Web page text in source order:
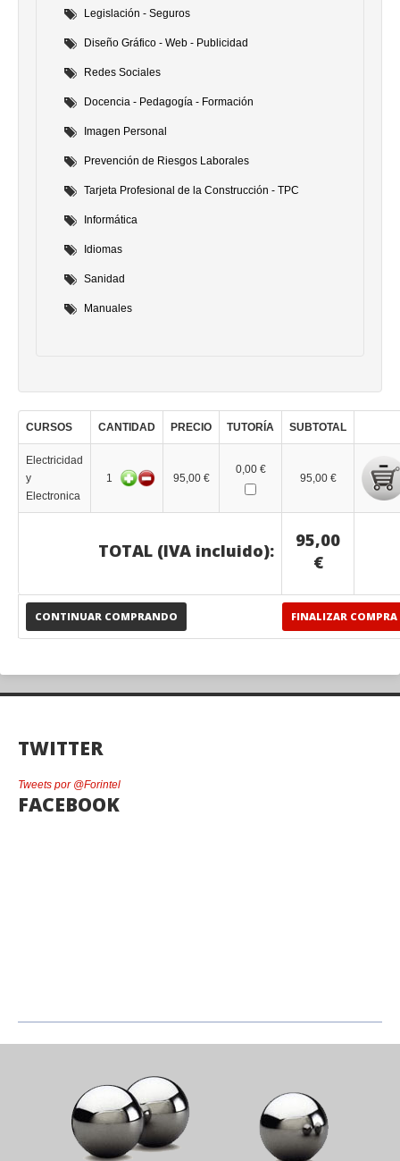
Legislación - Seguros
Diseño Gráfico - Web - Publicidad
Redes Sociales
Docencia - Pedagogía - Formación
Imagen Personal
Prevención de Riesgos Laborales
Tarjeta Profesional de la Construcción - TPC
Informática
Idiomas
Sanidad
Manuales
CURSOS CANTIDAD PRECIO TUTORÍA SUBTOTAL
CONTINUAR COMPRANDO FINALIZAR COMPRA
Electricidad
y
Electronica
1 95,00 €
0,00 €
95,00 €
TOTAL (IVA incluido):
95,00
€
TWITTER
Tweets por @Forintel
FACEBOOK